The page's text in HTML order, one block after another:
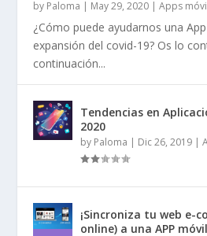
by Paloma | May 29, 2020 |Apps
¿Cómo puede ayudarnos una
expansión del covid-19? Os lo
continuación...
Tendencias en
2020
by Paloma | Dic 26, 2019 |
¡Sincroniza tu web e-
online) a una APP